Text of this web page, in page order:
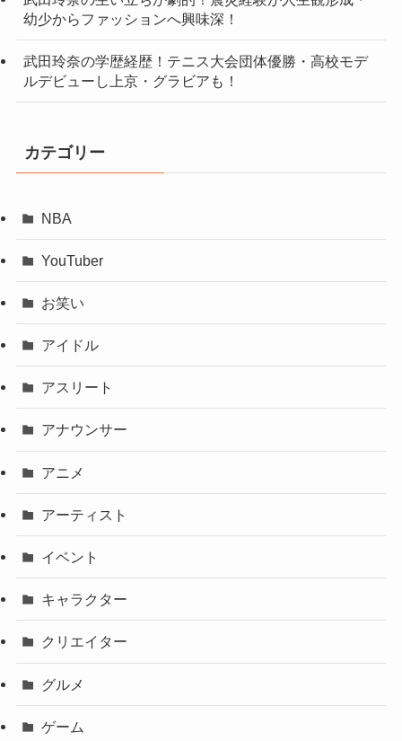
幼少からファッションへ興味深！
武田玲奈の学歴経歴！テニス大会団体優勝・高校モデ
ルデビューし上京・グラビアも！
カテゴリー
NBA
YouTuber
お笑い
アイドル
アスリート
アナウンサー
アニメ
アーティスト
イベント
キャラクター
クリエイター
グルメ
ゲーム